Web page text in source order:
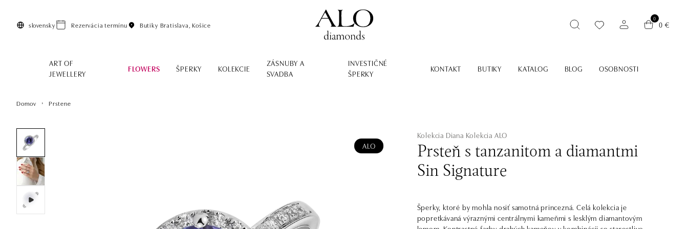
slovensky Rezervácia termínu Butiky Bratislava, Košice
0
0 €
ART OF
JEWELLERY
FLOWERS ŠPERKY KOLEKCIE
ZÁSNUBY A
SVADBA
INVESTIČNÉ
ŠPERKY
KONTAKT BUTIKY KATALOG BLOG OSOBNOSTI
Domov Prstene
ALO
Kolekcia Diana Kolekcia ALO
Prsteň s tanzanitom a diamantmi
Sin Signature
Šperky, ktoré by mohla nosiť samotná princezná. Celá kolekcia je
popretkávaná výraznými centrálnymi kameňmi s lesklým diamantovým